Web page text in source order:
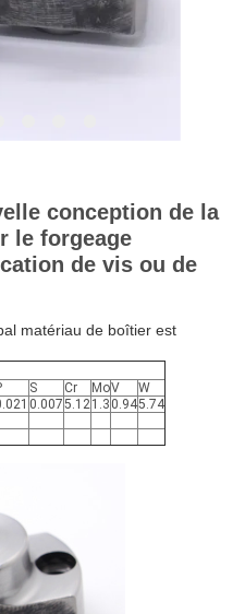
conception de la
le forgeage
de vis ou de
Notre principal matériau de boîtier est
S Cr MoV
W
0.0075.121.3 0.945.74